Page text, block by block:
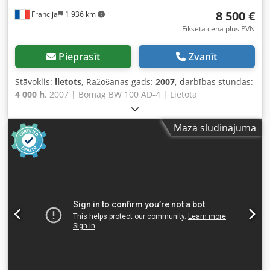
Francija 1 936 km 8 500 €
Fiksēta cena plus PVN
Pieprasīt Zvanīt
Stāvoklis: lietots, Ražošanas gads: 2007, darbības stundas:
4 000 h, 2007 | Bomag BW 100 AD-4 | Lietota
dubultvārpstas ceļa vālce | 4000 stundas 📍Atrašanās
vieta: Francija 🚛 Piegāde pieejama uz jūsu norādīto
galamērķi – Izmantojiet mūsu piegādes kalkulatoru, lai
aprēķinātu transporta izmaksas! 💰 Pērciet tagad par 8 500
EUR vai izteiciet savu piedāvājumu. Apmaksa pie piegādes
apstiprināti ✅ 2 nepilnības ℹ️ 0 kļūdu ⚠️ 📌 Inspektora
komentārs: Iekārta labā stāvoklī. Skaitītājs ir nomainīts,
tāpēc norādītās 200 stundas nav reālas, taču viss darbojas
Mazā sludinājuma